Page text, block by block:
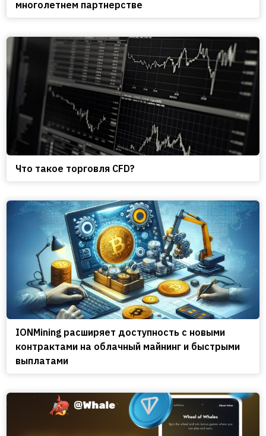
многолетнем партнерстве
Что такое торговля CFD?
IONMining расширяет доступность с новыми
контрактами на облачный майнинг и быстрыми
выплатами